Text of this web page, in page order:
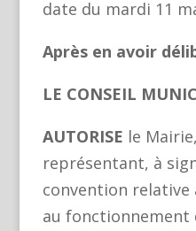
date du mardi 11
Après en avoir
LE CONSEIL
AUTORISE le
représentant, à
convention relative
au fonctionnement